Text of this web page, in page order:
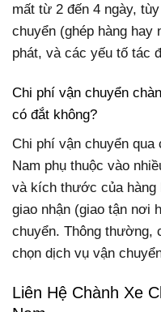
mất từ 2 đến 4 ngày,
chuyển (ghép hàng hay
phát, và các yếu tố tác
Chi phí vận chuyển
có đắt không?
Chi phí vận chuyển
Nam phụ thuộc vào
và kích thước của hàng
giao nhận (giao tận nơi
chuyển. Thông thường,
chọn dịch vụ vận
Liên Hệ Chành Xe